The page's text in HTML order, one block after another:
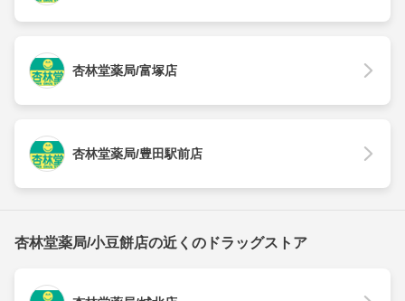
杏林堂薬局/富塚店
杏林堂薬局/豊田駅前店
杏林堂薬局/小豆餅店の近くのドラッグストア